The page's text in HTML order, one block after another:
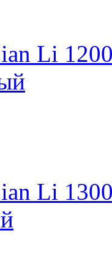
Li
Li